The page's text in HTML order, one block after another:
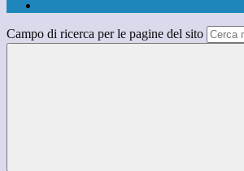
Campo di ricerca per le pagine del sito